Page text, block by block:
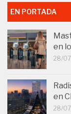
EN PORTADA
en
28/
en
28/